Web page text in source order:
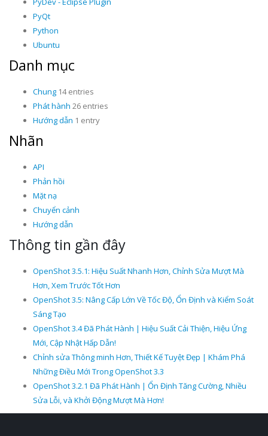
PyQt
Python
Ubuntu
Danh mục
Chung 14 entries
Phát hành 26 entries
Hướng dẫn 1 entry
Nhãn
API
Phản hồi
Mặt nạ
Chuyển cảnh
Hướng dẫn
Thông tin gần đây
OpenShot 3.5.1: Hiệu Suất Nhanh Hơn, Chỉnh Sửa Mượt Mà
Hơn, Xem Trước Tốt Hơn
OpenShot 3.5: Nâng Cấp Lớn Về Tốc Độ, Ổn Định và Kiểm Soát
Sáng Tạo
OpenShot 3.4 Đã Phát Hành | Hiệu Suất Cải Thiện, Hiệu Ứng
Mới, Cập Nhật Hấp Dẫn!
Chỉnh sửa Thông minh Hơn, Thiết Kế Tuyệt Đẹp | Khám Phá
Những Điều Mới Trong OpenShot 3.3
OpenShot 3.2.1 Đã Phát Hành | Ổn Định Tăng Cường, Nhiều
Sửa Lỗi, và Khởi Động Mượt Mà Hơn!